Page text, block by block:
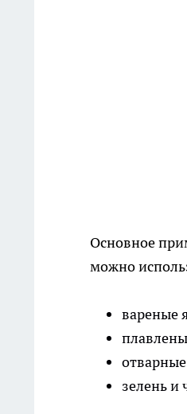
Основное
можно
вареные
зелень и